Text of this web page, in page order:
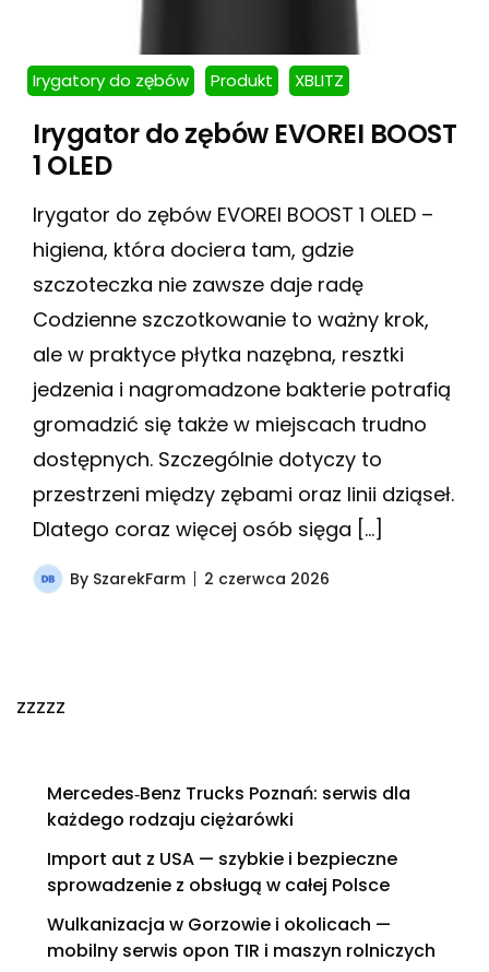
Irygatory do zębów Produkt XBLITZ
Irygator do zębów EVOREI BOOST
1 OLED
Irygator do zębów EVOREI BOOST 1 OLED –
higiena, która dociera tam, gdzie
szczoteczka nie zawsze daje radę
Codzienne szczotkowanie to ważny krok,
ale w praktyce płytka nazębna, resztki
jedzenia i nagromadzone bakterie potrafią
gromadzić się także w miejscach trudno
dostępnych. Szczególnie dotyczy to
przestrzeni między zębami oraz linii dziąseł.
Dlatego coraz więcej osób sięga […]
By SzarekFarm 2 czerwca 2026
zzzzz
Mercedes‑Benz Trucks Poznań: serwis dla
każdego rodzaju ciężarówki
Import aut z USA — szybkie i bezpieczne
sprowadzenie z obsługą w całej Polsce
Wulkanizacja w Gorzowie i okolicach —
mobilny serwis opon TIR i maszyn rolniczych